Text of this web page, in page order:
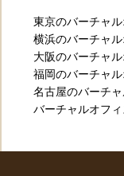
東京のバーチャ
横浜のバーチャ
大阪のバーチャ
福岡のバーチャ
名古屋のバーチ
バーチャルオフィ